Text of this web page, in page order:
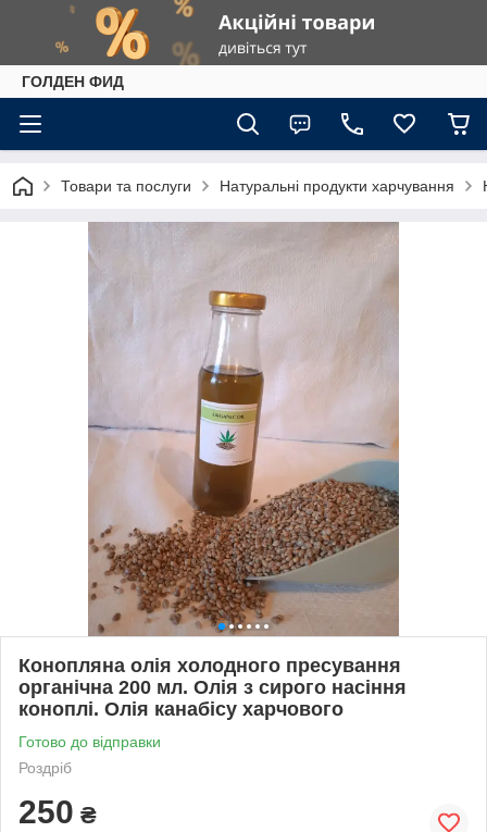
ГОЛДЕН ФИД
Товари та послуги Натуральні продукти харчування
Конопляна олія холодного пресування
органічна 200 мл. Олія з сирого насіння
коноплі. Олія канабісу харчового
Готово до відправки
Роздріб
250 ₴